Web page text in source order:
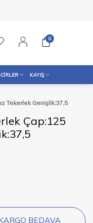
0
KAYIŞ
Tekerlek Genişlik:37,5
Çap:125
BEDAVA